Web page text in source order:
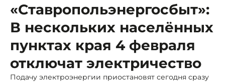
«Ставропольэнергосбыт»:
В нескольких населённых
пунктах края 4 февраля
отключат электричество
Подачу электроэнергии приостановят сегодня сразу